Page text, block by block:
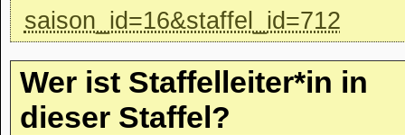
saison_id=16&staffel_id=712
Wer ist Staffelleiter*in in
dieser Staffel?